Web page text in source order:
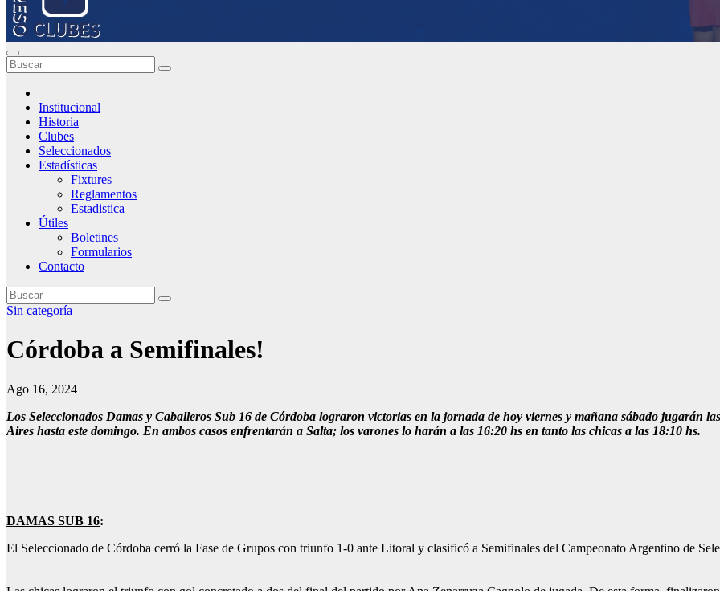
Institucional
Historia
Clubes
Seleccionados
Estadísticas
Fixtures
Reglamentos
Estadistica
Útiles
Boletines
Formularios
Contacto
Sin categoría
Córdoba a Semifinales!
Ago 16, 2024
Los Seleccionados Damas y Caballeros Sub 16 de Córdoba lograron victorias en la jornada de hoy viernes y mañana sábado jugarán
Aires hasta este domingo. En ambos casos enfrentarán a Salta; los varones lo harán a las 16:20 hs en tanto las chicas a las 18:10 hs.
DAMAS SUB 16:
El Seleccionado de Córdoba cerró la Fase de Grupos con triunfo 1-0 ante Litoral y clasificó a Semifinales del Campeonato Argentino de